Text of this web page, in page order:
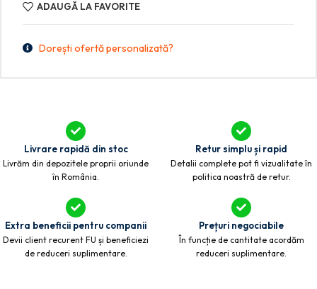
ADAUGĂ LA FAVORITE
Dorești ofertă personalizată?
Livrare rapidă din stoc
Livrăm din depozitele proprii oriunde
în România.
Retur simplu și rapid
Detalii complete pot fi vizualitate în
politica noastră de retur.
Extra beneficii pentru companii
Devii client recurent FU și beneficiezi
de reduceri suplimentare.
Prețuri negociabile
În funcție de cantitate acordăm
reduceri suplimentare.